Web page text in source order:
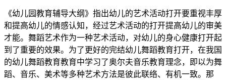
《幼儿园教育辅导大纲》指出幼儿的艺术活动打开要重视丰厚
和提高幼儿的情感认知，经过艺术活动的打开提高幼儿的审美
才能。舞蹈艺术作为一种艺术活动，对幼儿的身心健康打开起
到了重要的效果。为了更好的完结幼儿舞蹈教育打开，在我国
的幼儿舞蹈教育教育中学习了奥尔夫音乐教育理念，即以为舞
蹈、音乐、美术等多种艺术方法是彼此联络、有机一致。那